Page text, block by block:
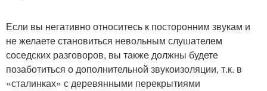
Если вы негативно относитесь к посторонним звукам и
не желаете становиться невольным слушателем
соседских разговоров, вы также должны будете
позаботиться о дополнительной звукоизоляции, т.к. в
«сталинках» с деревянными перекрытиями